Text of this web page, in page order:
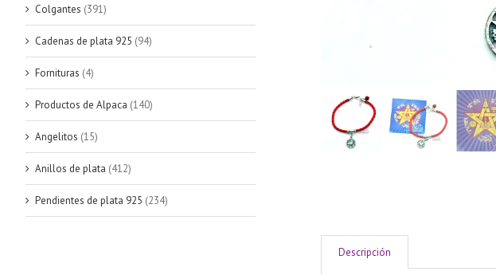
Descripción
Colgantes (391)
Cadenas de plata 925 (94)
Fornituras (4)
Productos de Alpaca (140)
Angelitos (15)
Anillos de plata (412)
Pendientes de plata 925 (234)